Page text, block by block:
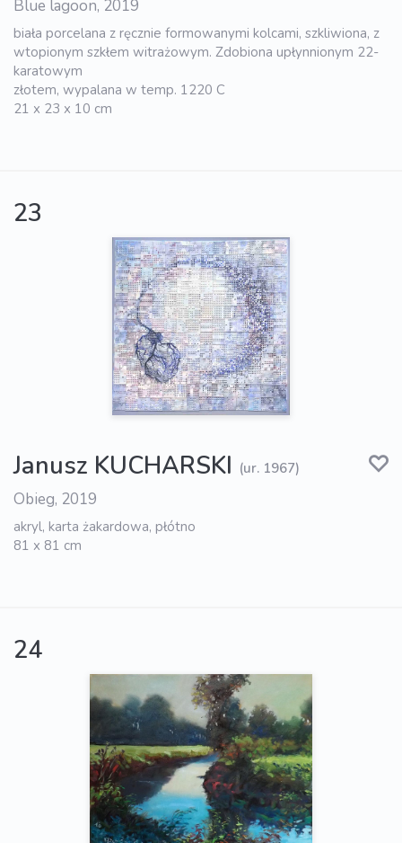
Blue lagoon, 2019
biała porcelana z ręcznie formowanymi kolcami, szkliwiona, z
wtopionym szkłem witrażowym. Zdobiona upłynnionym 22-
karatowym
złotem, wypalana w temp. 1220 C
21 x 23 x 10 cm
23
Janusz KUCHARSKI (ur. 1967)
Obieg, 2019
akryl, karta żakardowa, płótno
81 x 81 cm
24